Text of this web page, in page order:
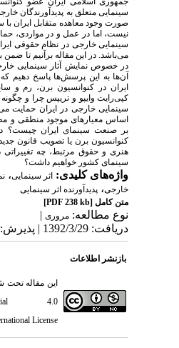
سینمایی متعلق به پدیدآورندگان
صورت وجود معاهده متقابل ایران
نیست، اما در عمل و در مواردی،
سینمایی خارجی در نظام حقوقی
می‌باشد. در این مقاله برآنیم تا
در خصوص نمایش آثار سینمایی
آن‌ها به این پرسش‌ها پاسخ دهیم
ایران در کنوانسیون برن، رم و
کپی‌رایت وایپو و تریپس چرا و چگونه
سینمایی خارجی در ایران حمایت
اساس معیارهای موجود منطقی و
بر صنعت سینمای ایران چیست؟
کنوانسیون برن یا تصویب قانون
هنری و حقوق مرتبط، چه
سینمای کشور خواهیم داشت؟
واژه‌های کلیدی: اثر سینمایی،
خارجی، پدیدآورنده اثر سینمایی
متن کامل [PDF 238 kb]
نوع مطالعه: مروری|
دریافت: 1392/3/29 | پذیرش: 1392/5/16
بازنشر اطلاعات
این مقاله تحت
4.0
License